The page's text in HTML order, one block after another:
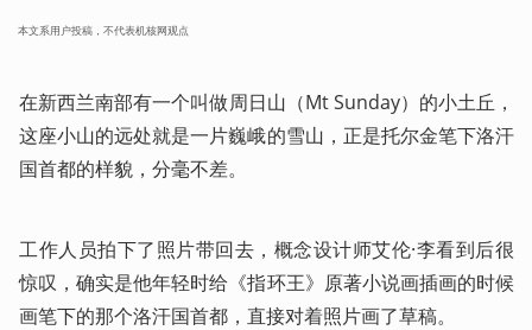
本文系用户投稿，不代表机核网观点
在新西兰南部有一个叫做周日山（Mt Sunday）的小土丘，
这座小山的远处就是一片巍峨的雪山，正是托尔金笔下洛汗
国首都的样貌，分毫不差。
工作人员拍下了照片带回去，概念设计师艾伦·李看到后很
惊叹，确实是他年轻时给《指环王》原著小说画插画的时候
画笔下的那个洛汗国首都，直接对着照片画了草稿。